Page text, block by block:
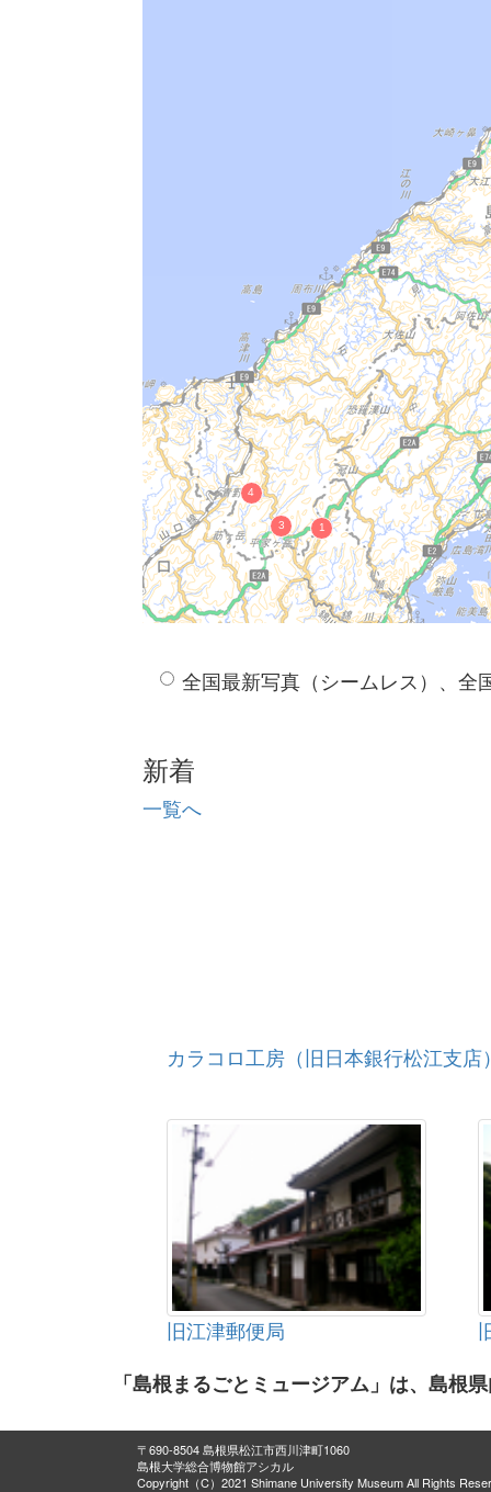
全国最新写真（シームレス）、全
新着
一覧へ
カラコロ工房（旧日本銀行松江支店
旧江津郵便局
「島根まるごとミュージアム」は、島根
〒690-8504 島根県松江市西川津町1060
島根大学総合博物館アシカル
Copyright（C）2021 Shimane University Museum All Rights